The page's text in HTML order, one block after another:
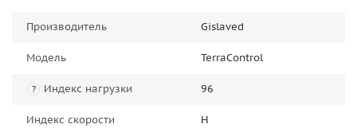
Производитель Gislaved
Модель TerraControl
? Индекс нагрузки 96
Индекс скорости H